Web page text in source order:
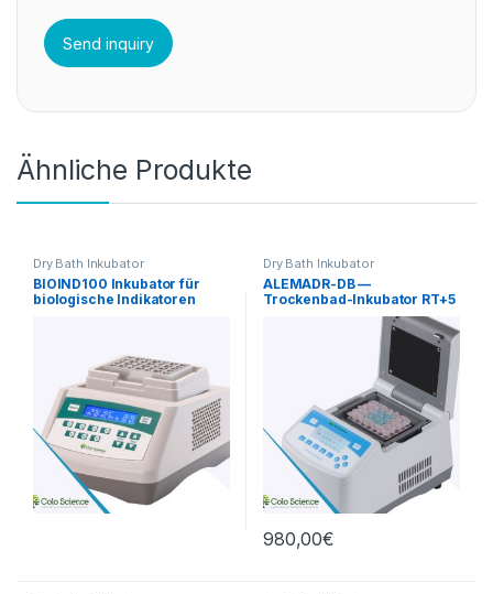
Ähnliche Produkte
Dry Bath Inkubator
BIOIND100 Inkubator für
biologische Indikatoren
Dry Bath Inkubator
ALEMADR-DB —
Trockenbad-Inkubator RT+5
980,00€